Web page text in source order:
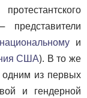
национальному и
США). В то же
одним из первых
и гендерной